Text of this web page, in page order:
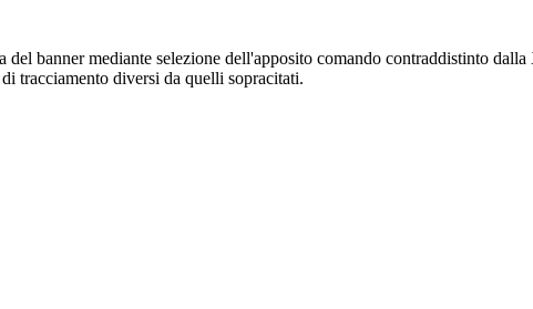
banner mediante selezione dell'apposito comando contraddistinto
tracciamento diversi da quelli sopracitati.